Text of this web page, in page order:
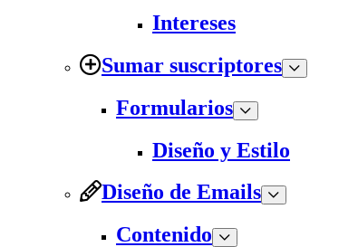
Intereses
Sumar suscriptores
Formularios
Diseño y Estilo
Diseño de Emails
Contenido